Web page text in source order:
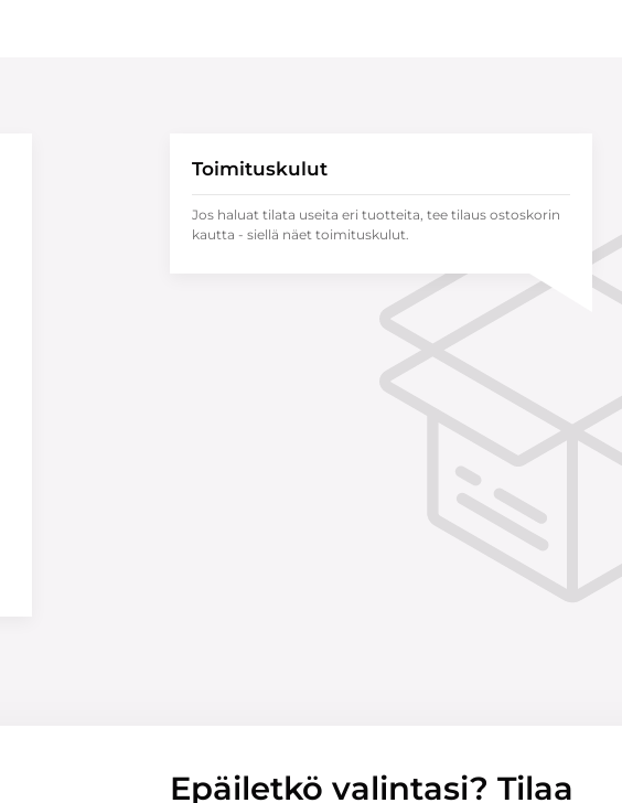
Toimituskulut
Jos haluat tilata useita eri tuotteita, tee tilaus ostoskorin
kautta - siellä näet toimituskulut.
Epäiletkö valintasi? Tilaa